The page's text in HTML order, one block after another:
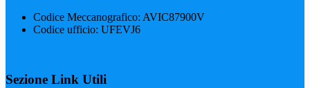
Codice Meccanografico: AVIC87900V
Codice ufficio: UFEVJ6
Sezione Link Utili